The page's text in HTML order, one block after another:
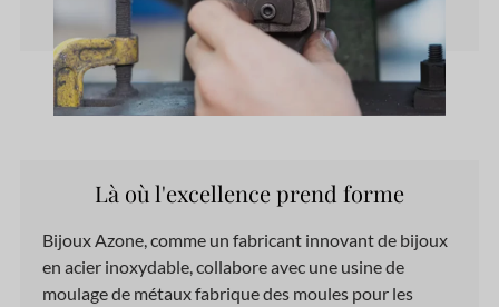
Là où l'excellence prend forme
Bijoux Azone,commeun fabricant innovant de bijoux
en acier inoxydable, collaboreavecune usine de
moulage de métaux fabrique des moules pour les